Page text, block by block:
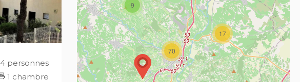
4 personnes
1 chambre
9
17
70